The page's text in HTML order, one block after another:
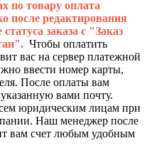
по товару оплата
после редактирования
заказа с "Заказ
Чтобы оплатить
вас на сервер платежной
ввести номер карты,
После оплаты вам
вами почту.
юридическим лицам при
Наш менеджер после
вам счет любым удобным